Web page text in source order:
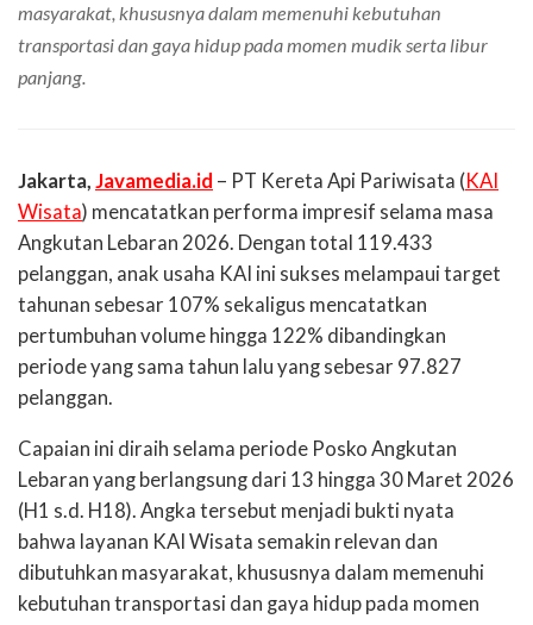
masyarakat, khususnya dalam memenuhi kebutuhan
transportasi dan gaya hidup pada momen mudik serta libur
panjang.
Jakarta, Javamedia.id – PT Kereta Api Pariwisata (KAI
Wisata) mencatatkan performa impresif selama masa
Angkutan Lebaran 2026. Dengan total 119.433
pelanggan, anak usaha KAI ini sukses melampaui target
tahunan sebesar 107% sekaligus mencatatkan
pertumbuhan volume hingga 122% dibandingkan
periode yang sama tahun lalu yang sebesar 97.827
pelanggan.
Capaian ini diraih selama periode Posko Angkutan
Lebaran yang berlangsung dari 13 hingga 30 Maret 2026
(H1 s.d. H18). Angka tersebut menjadi bukti nyata
bahwa layanan KAI Wisata semakin relevan dan
dibutuhkan masyarakat, khususnya dalam memenuhi
kebutuhan transportasi dan gaya hidup pada momen